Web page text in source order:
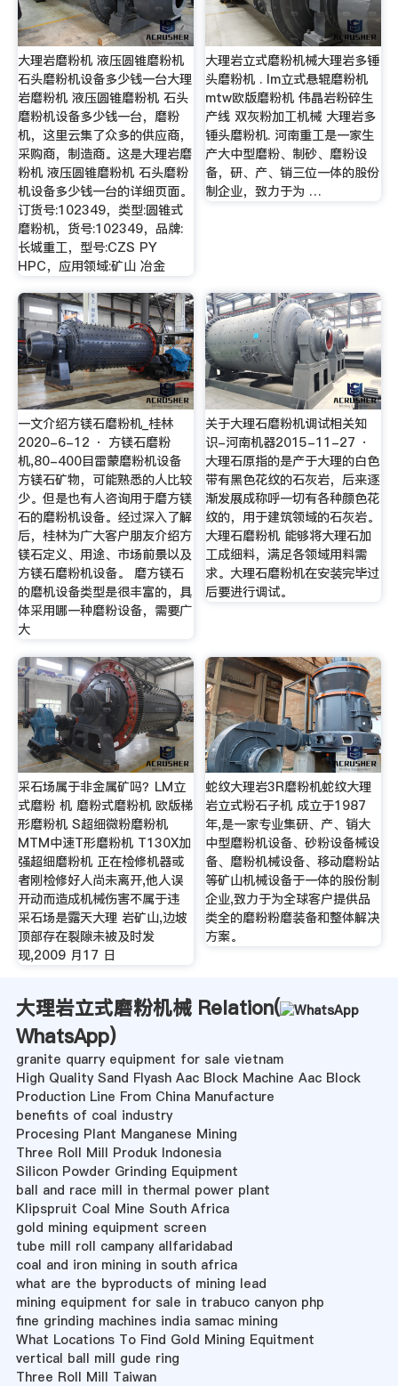
大理岩磨粉机 液压圆锥磨粉机
石头磨粉机设备多少钱一台大理
岩磨粉机 液压圆锥磨粉机 石头
磨粉机设备多少钱一台，磨粉
机，这里云集了众多的供应商，
采购商，制造商。这是大理岩磨
粉机 液压圆锥磨粉机 石头磨粉
机设备多少钱一台的详细页面。
订货号:102349，类型:圆锥式
磨粉机，货号:102349，品牌:
长城重工，型号:CZS PY
HPC，应用领域:矿山 冶金
大理岩立式磨粉机械大理岩多锤
头磨粉机 . lm立式悬辊磨粉机
mtw欧版磨粉机 伟晶岩粉碎生
产线 双灰粉加工机械 大理岩多
锤头磨粉机. 河南重工是一家生
产大中型磨粉、制砂、磨粉设
备，研、产、销三位一体的股份
制企业，致力于为 …
一文介绍方镁石磨粉机_桂林
2020-6-12 · 方镁石磨粉
机,80-400目雷蒙磨粉机设备
方镁石矿物，可能熟悉的人比较
少。但是也有人咨询用于磨方镁
石的磨粉机设备。经过深入了解
后，桂林为广大客户朋友介绍方
镁石定义、用途、市场前景以及
方镁石磨粉机设备。 磨方镁石
的磨机设备类型是很丰富的，具
体采用哪一种磨粉设备，需要广
大
关于大理石磨粉机调试相关知
识-河南机器2015-11-27 ·
大理石原指的是产于大理的白色
带有黑色花纹的石灰岩，后来逐
渐发展成称呼一切有各种颜色花
纹的，用于建筑领域的石灰岩。
大理石磨粉机 能够将大理石加
工成细料，满足各领域用料需
求。大理石磨粉机在安装完毕过
后要进行调试。
采石场属于非金属矿吗？LM立
式磨粉 机 磨粉式磨粉机 欧版梯
形磨粉机 S超细微粉磨粉机
MTM中速T形磨粉机 T130X加
强超细磨粉机 正在检修机器或
者刚检修好人尚未离开,他人误
开动而造成机械伤害不属于违
采石场是露天大理 岩矿山,边坡
顶部存在裂隙未被及时发
现,2009 月17 日
蛇纹大理岩3R磨粉机蛇纹大理
岩立式粉石子机 成立于1987
年,是一家专业集研、产、销大
中型磨粉机设备、砂粉设备械设
备、磨粉机械设备、移动磨粉站
等矿山机械设备于一体的股份制
企业,致力于为全球客户提供品
类全的磨粉粉磨装备和整体解决
方案。
大理岩立式磨粉机械 Relation(
WhatsApp)
granite quarry equipment for sale vietnam
High Quality Sand Flyash Aac Block Machine Aac Block
Production Line From China Manufacture
benefits of coal industry
Procesing Plant Manganese Mining
Three Roll Mill Produk Indonesia
Silicon Powder Grinding Equipment
ball and race mill in thermal power plant
Klipspruit Coal Mine South Africa
gold mining equipment screen
tube mill roll campany allfaridabad
coal and iron mining in south africa
what are the byproducts of mining lead
mining equipment for sale in trabuco canyon php
fine grinding machines india samac mining
What Locations To Find Gold Mining Equitment
vertical ball mill gude ring
Three Roll Mill Taiwan